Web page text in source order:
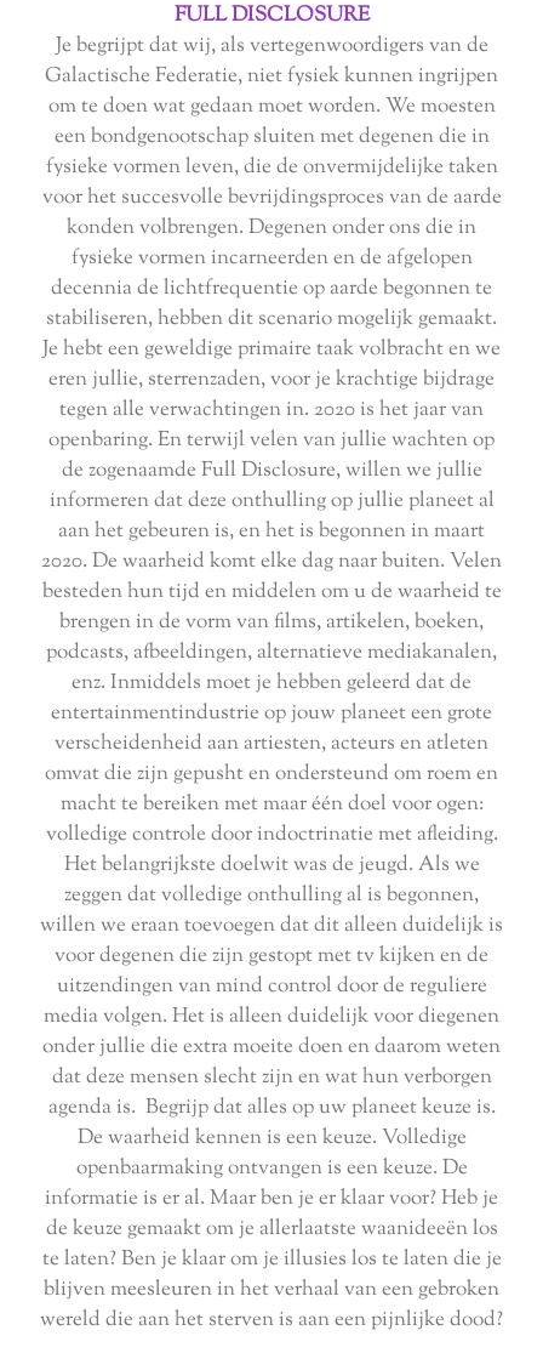
FULL DISCLOSURE
Je begrijpt dat wij, als vertegenwoordigers van de
Galactische Federatie, niet fysiek kunnen ingrijpen
om te doen wat gedaan moet worden. We moesten
een bondgenootschap sluiten met degenen die in
fysieke vormen leven, die de onvermijdelijke taken
voor het succesvolle bevrijdingsproces van de aarde
konden volbrengen. Degenen onder ons die in
fysieke vormen incarneerden en de afgelopen
decennia de lichtfrequentie op aarde begonnen te
stabiliseren, hebben dit scenario mogelijk gemaakt.
Je hebt een geweldige primaire taak volbracht en we
eren jullie, sterrenzaden, voor je krachtige bijdrage
tegen alle verwachtingen in. 2020 is het jaar van
openbaring. En terwijl velen van jullie wachten op
de zogenaamde Full Disclosure, willen we jullie
informeren dat deze onthulling op jullie planeet al
aan het gebeuren is, en het is begonnen in maart
2020. De waarheid komt elke dag naar buiten. Velen
besteden hun tijd en middelen om u de waarheid te
brengen in de vorm van films, artikelen, boeken,
podcasts, afbeeldingen, alternatieve mediakanalen,
enz. Inmiddels moet je hebben geleerd dat de
entertainmentindustrie op jouw planeet een grote
verscheidenheid aan artiesten, acteurs en atleten
omvat die zijn gepusht en ondersteund om roem en
macht te bereiken met maar één doel voor ogen:
volledige controle door indoctrinatie met afleiding.
Het belangrijkste doelwit was de jeugd. Als we
zeggen dat volledige onthulling al is begonnen,
willen we eraan toevoegen dat dit alleen duidelijk is
voor degenen die zijn gestopt met tv kijken en de
uitzendingen van mind control door de reguliere
media volgen. Het is alleen duidelijk voor diegenen
onder jullie die extra moeite doen en daarom weten
dat deze mensen slecht zijn en wat hun verborgen
agenda is. Begrijp dat alles op uw planeet keuze is.
De waarheid kennen is een keuze. Volledige
openbaarmaking ontvangen is een keuze. De
informatie is er al. Maar ben je er klaar voor? Heb je
de keuze gemaakt om je allerlaatste waanideeën los
te laten? Ben je klaar om je illusies los te laten die je
blijven meesleuren in het verhaal van een gebroken
wereld die aan het sterven is aan een pijnlijke dood?